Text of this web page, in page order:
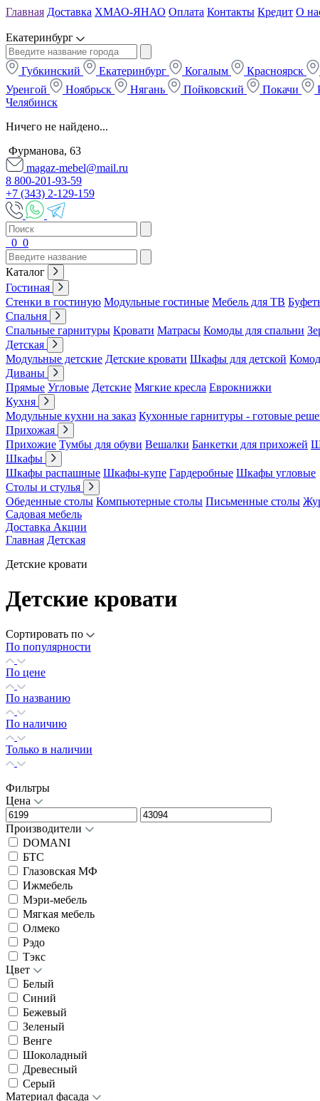
Главная Доставка ХМАО-ЯНАО Оплата Контакты Кредит О
Екатеринбург
Губкинский Екатеринбург Когалым Красноярск
Уренгой
Ноябрьск Нягань Пойковский Покачи
Челябинск
Ничего не найдено...
Фурманова, 63
magaz-mebel@mail.ru
8 800-201-93-59
+7 (343) 2-129-159
0 0
Каталог
Гостиная
Стенки в гостиную Модульные гостиные Мебель для ТВ
Спальня
Спальные гарнитуры Кровати Матрасы Комоды для спальни
Детская
Модульные детские Детские кровати Шкафы для детской
Диваны
Прямые Угловые Детские Мягкие кресла Еврокнижки
Кухня
Модульные кухни на заказ Кухонные гарнитуры - готовые
Прихожая
Прихожие Тумбы для обуви Вешалки Банкетки для прихожей
Шкафы
Шкафы распашные Шкафы-купе Гардеробные Шкафы угловые
Столы и стулья
Обеденные столы Компьютерные столы Письменные столы
Садовая мебель
Доставка Акции
Главная Детская
Детские кровати
Детские кровати
Сортировать по
По популярности
По цене
По названию
По наличию
Только в наличии
Фильтры
Цена
Производители
DOMANI
БТС
Глазовская МФ
Ижмебель
Мэри-мебель
Мягкая мебель
Олмеко
Рэдо
Тэкс
Цвет
Белый
Синий
Бежевый
Зеленый
Венге
Шоколадный
Древесный
Серый
Материал фасада